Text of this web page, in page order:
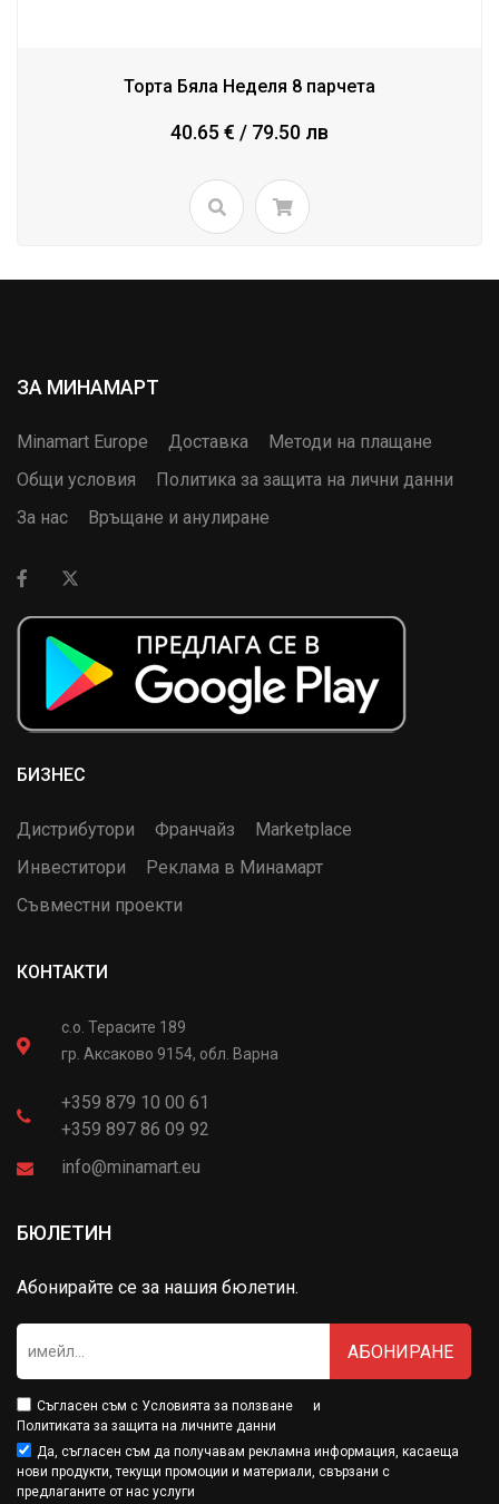
Торта Бяла Неделя 8 парчета
40.65 € / 79.50 лв
ЗА МИНАМАРТ
Minamart Europe Доставка
Методи на плащане
Общи условия
Политика за защита на лични данни
За нас
Връщане и анулиране
БИЗНЕС
Дистрибутори Франчайз
Marketplace
Инвеститори
Реклама в Минамарт
Съвместни проекти
КОНТАКТИ
с.о. Терасите 189
гр. Аксаково 9154, обл. Варна
+359 879 10 00 61
+359 897 86 09 92
info@minamart.eu
БЮЛЕТИН
Абонирайте се за нашия бюлетин.
АБОНИРАНЕ
Съгласен съм с Условията за ползване
и
Политиката за защита на личните данни
Да, съгласен съм да получавам рекламна информация, касаеща
нови продукти, текущи промоции и материали, свързани с
предлаганите от нас услуги